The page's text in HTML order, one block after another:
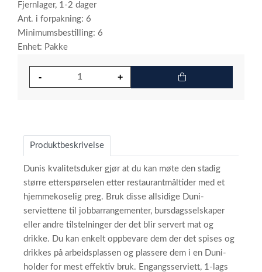
Fjernlager, 1-2 dager
Ant. i forpakning: 6
Minimumsbestilling: 6
Enhet: Pakke
Produktbeskrivelse
Dunis kvalitetsduker gjør at du kan møte den stadig
større etterspørselen etter restaurantmåltider med et
hjemmekoselig preg. Bruk disse allsidige Duni-
serviettene til jobbarrangementer, bursdagsselskaper
eller andre tilstelninger der det blir servert mat og
drikke. Du kan enkelt oppbevare dem der det spises og
drikkes på arbeidsplassen og plassere dem i en Duni-
holder for mest effektiv bruk. Engangsserviett, 1-lags